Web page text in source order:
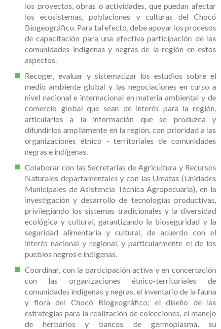
los proyectos, obras o actividades, que puedan afectar
los ecosistemas, poblaciones y culturas del Chocó
Biogeográfico. Para tal efecto, debe apoyar los procesos
de capacitación para una efectiva participación de las
comunidades indígenas y negras de la región en estos
aspectos.
Recoger, evaluar y sistematizar los estudios sobre el
medio ambiente global y las negociaciones en curso a
nivel nacional e internacional en materia ambiental y de
comercio global que sean de interés para la región,
articularlos a la información que se produzca y
difundirlos ampliamente en la región, con prioridad a las
organizaciones étnico - territoriales de comunidades
negras e indígenas.
Colaborar con las Secretarias de Agricultura y Recursos
Naturales departamentales y con las Umatas (Unidades
Municipales de Asistencia Técnica Agropecuaria), en la
investigación y desarrollo de tecnologías productivas,
privilegiando los sistemas tradicionales y la diversidad
ecológica y cultural, garantizando la bioseguridad y la
seguridad alimentaria y cultural, de acuerdo con el
interés nacional y regional, y particularmente el de los
pueblos negros e indígenas.
Coordinar, con la participación activa y en concertación
con las organizaciones étnico-territoriales de
comunidades indígenas y negras, el inventario de la fauna
y flora del Chocó Biogeográfico; el diseño de las
estrategias para la realización de colecciones, el manejo
de herbarios y bancos de germoplasma, su